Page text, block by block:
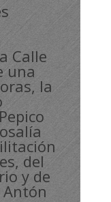
Calle
una
la
del
y de
Antón